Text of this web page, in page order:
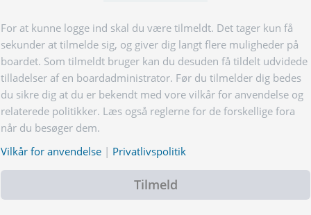
For at kunne logge ind skal du være tilmeldt. Det tager kun få
sekunder at tilmelde sig, og giver dig langt flere muligheder på
boardet. Som tilmeldt bruger kan du desuden få tildelt udvidede
tilladelser af en boardadministrator. Før du tilmelder dig bedes
du sikre dig at du er bekendt med vore vilkår for anvendelse og
relaterede politikker. Læs også reglerne for de forskellige fora
når du besøger dem.
Vilkår for anvendelse | Privatlivspolitik
Tilmeld